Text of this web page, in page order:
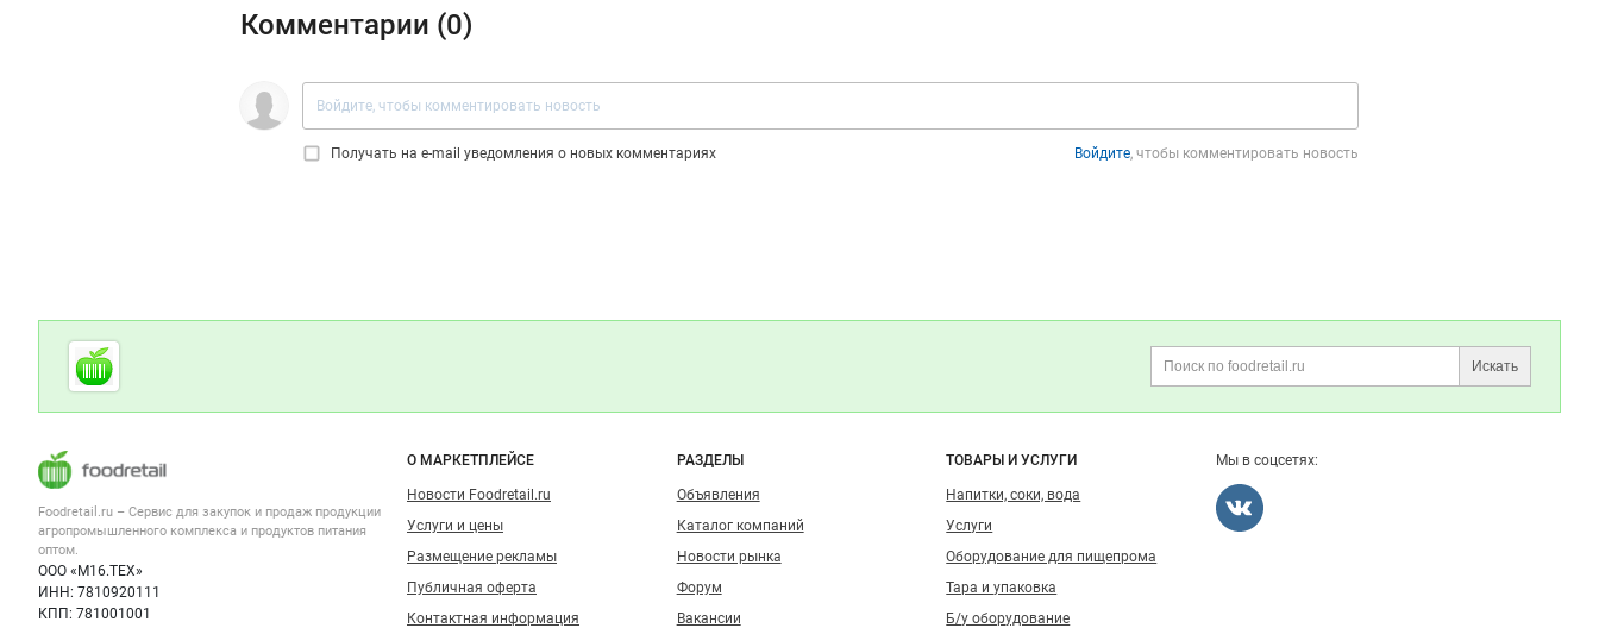
Комментарии (0)
Получать на e‑mail уведомления о новых комментариях Войдите , чтобы комментировать новость
Дополнительная информация
Искать
Cсылки на полезные проекты
Foodretail.ru
— продукты
Важные разделы и контакты
Foodretail.ru – Сервис для закупок и продаж продукции
агропромышленного комплекса и продуктов питания
оптом.
ООО «М16.ТЕХ»
ИНН: 7810920111
КПП: 781001001
Навигация по сайту
О МАРКЕТПЛЕЙСЕ
Новости Foodretail.ru
Услуги и цены
Размещение рекламы
Публичная оферта
Контактная информация
РАЗДЕЛЫ
Объявления
Каталог компаний
Новости рынка
Форум
Вакансии
ТОВАРЫ И УСЛУГИ
Напитки, соки, вода
Услуги
Оборудование для пищепрома
Тара и упаковка
Б/у оборудование
Мы в соцсетях: